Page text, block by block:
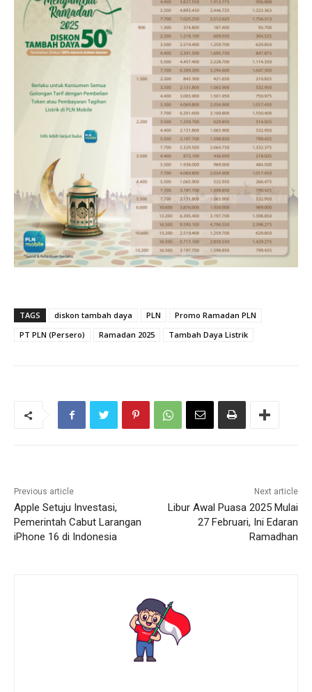
TAGS diskon tambah daya PLN
Promo Ramadan PLN
PT PLN (Persero)
Ramadan 2025 Tambah Daya Listrik
Previous article
Apple Setuju Investasi,
Pemerintah Cabut Larangan
iPhone 16 di Indonesia
Next article
Libur Awal Puasa 2025 Mulai
27 Februari, Ini Edaran
Ramadhan